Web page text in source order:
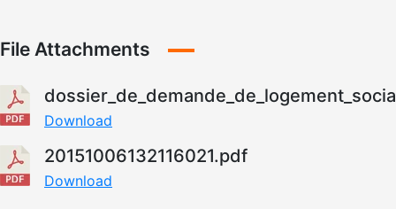
File Attachments
Download
20151006132116021.pdf
Download